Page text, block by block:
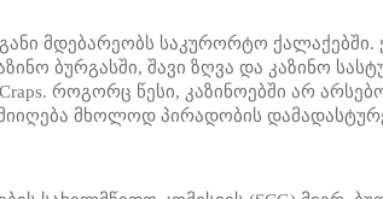
მდებარეობს საკურორტო
ბურგასში, შავი ზღვა და კაზინო
როგორც წესი, კაზინოებში არ
მხოლოდ პირადობის